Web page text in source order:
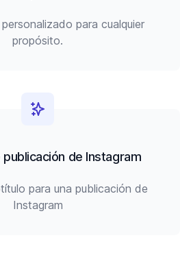
para cualquier
propósito.
de Instagram
para una publicación de
Instagram